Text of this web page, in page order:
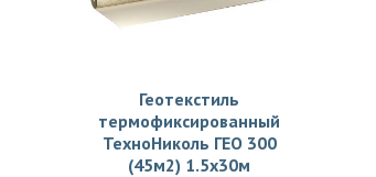
Геотекстиль
термофиксированный
ТехноНиколь ГЕО 300
(45м2) 1.5х30м